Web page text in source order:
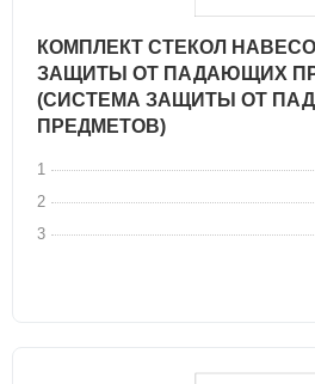
КОМПЛЕКТ СТЕКОЛ
ЗАЩИТЫ ОТ ПАДАЮЩИХ
(СИСТЕМА ЗАЩИТЫ ОТ
ПРЕДМЕТОВ)
1
2
3